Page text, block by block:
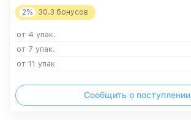
2% 30.3 бонусов
от 4 упак.
от 7 упак.
от 11 упак
Сообщить о поступлении